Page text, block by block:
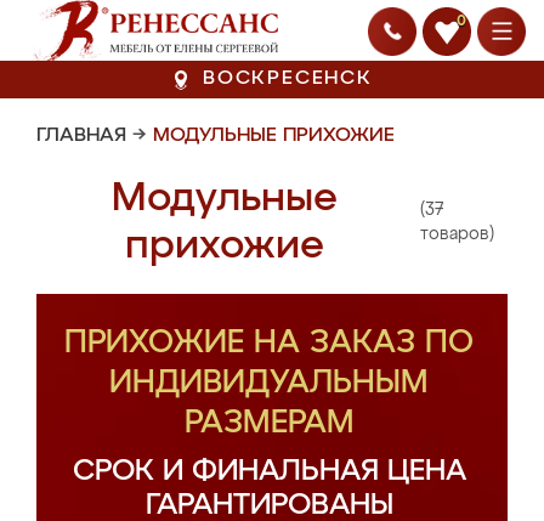
0
ВОСКРЕСЕНСК
ГЛАВНАЯ → МОДУЛЬНЫЕ ПРИХОЖИЕ
Модульные
прихожие
(37
товаров)
ПРИХОЖИЕ НА ЗАКАЗ ПО
ИНДИВИДУАЛЬНЫМ
РАЗМЕРАМ
СРОК И ФИНАЛЬНАЯ ЦЕНА
ГАРАНТИРОВАНЫ